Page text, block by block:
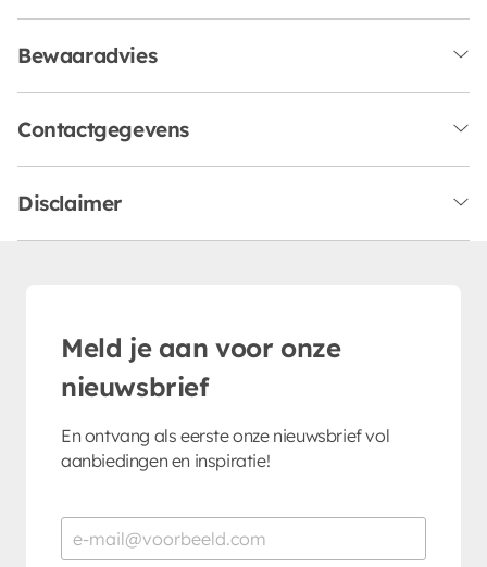
Bewaaradvies
Contactgegevens
Disclaimer
Meld je aan voor onze
nieuwsbrief
En ontvang als eerste onze nieuwsbrief vol
aanbiedingen en inspiratie!